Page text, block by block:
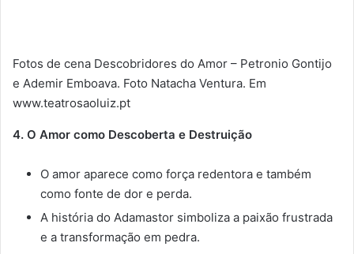
Fotos de cena Descobridores do Amor – Petronio Gontijo
e Ademir Emboava. Foto Natacha Ventura. Em
www.teatrosaoluiz.pt
4. O Amor como Descoberta e Destruição
O amor aparece como força redentora e também
como fonte de dor e perda.
A história do Adamastor simboliza a paixão frustrada
e a transformação em pedra.